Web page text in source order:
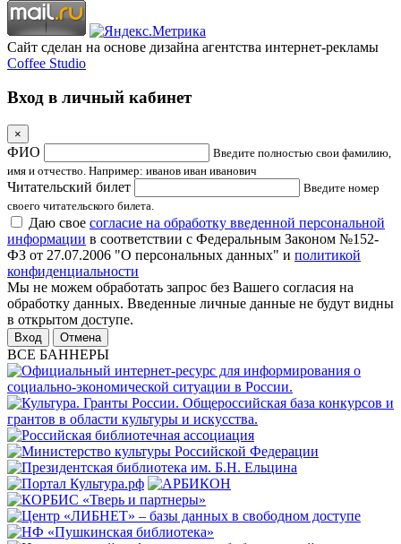
Сайт сделан на основе дизайна агентства интернет-рекламы
Coffee Studio
Вход в личный кабинет
×
ФИО
Введите полностью свои фамилию,
имя и отчество. Например: иванов иван иванович
Читательский билет
Введите номер
своего читательского билета.
Даю свое согласие на обработку введенной персональной
информации в соответствии с Федеральным Законом №152-
ФЗ от 27.07.2006 "О персональных данных" и политикой
конфиденциальности
Мы не можем обработать запрос без Вашего согласия на
обработку данных. Введенные личные данные не будут видны
в открытом доступе.
Отмена
ВСЕ БАННЕРЫ